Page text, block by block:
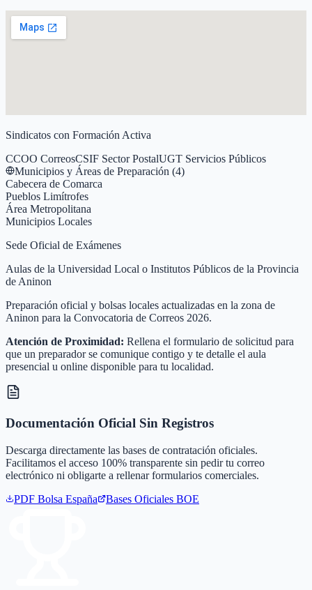
Sindicatos con Formación Activa
CCOO CorreosCSIF Sector PostalUGT Servicios Públicos
Municipios y Áreas de Preparación (4)
Cabecera de Comarca
Pueblos Limítrofes
Área Metropolitana
Municipios Locales
Sede Oficial de Exámenes
Aulas de la Universidad Local o Institutos Públicos de la Provincia
de Aninon
Preparación oficial y bolsas locales actualizadas en la zona de
Aninon para la Convocatoria de Correos 2026.
Atención de Proximidad: Rellena el formulario de solicitud para
que un preparador se comunique contigo y te detalle el aula
presencial u online disponible para tu localidad.
Documentación Oficial Sin Registros
Descarga directamente las bases de contratación oficiales.
Facilitamos el acceso 100% transparente sin pedir tu correo
electrónico ni obligarte a rellenar formularios comerciales.
PDF Bolsa España Bases Oficiales BOE